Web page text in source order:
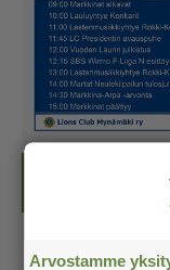
Kesälehti
Arvostamme